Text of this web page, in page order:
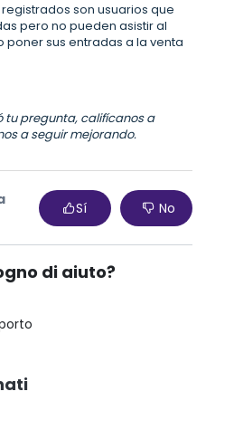
son usuarios que
pero no pueden asistir al
sus entradas a la venta
tu pregunta, califícanos a
a seguir mejorando.
Sí No
di aiuto?